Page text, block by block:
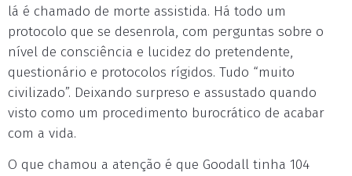
lá é chamado de morte assistida. Há todo um
protocolo que se desenrola, com perguntas sobre o
nível de consciência e lucidez do pretendente,
questionário e protocolos rígidos. Tudo “muito
civilizado”. Deixando surpreso e assustado quando
visto como um procedimento burocrático de acabar
com a vida.
O que chamou a atenção é que Goodall tinha 104